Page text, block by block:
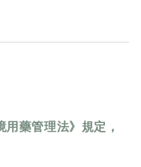
藥管理法》規定，